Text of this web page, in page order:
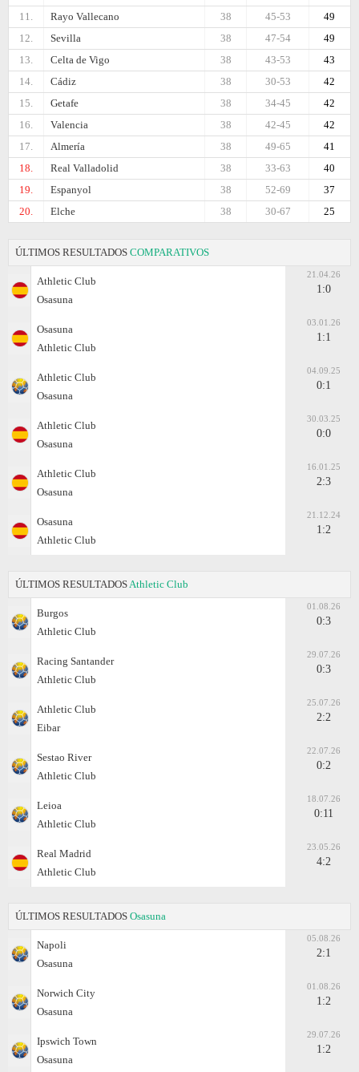
11.
Rayo Vallecano 49
45-53
38
12.
Sevilla 49
47-54
38
13.
Celta de Vigo 43
43-53
38
14.
Cádiz 42
30-53
38
15.
Getafe 42
34-45
38
16.
Valencia 42
42-45
38
17.
Almería 41
49-65
38
18.
Real Valladolid 40
33-63
38
19.
Espanyol 37
52-69
38
20.
Elche 25
30-67
38
ÚLTIMOS RESULTADOS COMPARATIVOS
Athletic Club
Osasuna
21.04.26
1:0
Osasuna
Athletic Club
03.01.26
1:1
Athletic Club
Osasuna
04.09.25
0:1
Athletic Club
Osasuna
30.03.25
0:0
Athletic Club
Osasuna
16.01.25
2:3
Osasuna
Athletic Club
21.12.24
1:2
ÚLTIMOS RESULTADOS Athletic Club
Burgos
Athletic Club
01.08.26
0:3
Racing Santander
Athletic Club
29.07.26
0:3
Athletic Club
Eibar
25.07.26
2:2
Sestao River
Athletic Club
22.07.26
0:2
Leioa
Athletic Club
18.07.26
0:11
Real Madrid
Athletic Club
23.05.26
4:2
ÚLTIMOS RESULTADOS Osasuna
Napoli
Osasuna
05.08.26
2:1
Norwich City
Osasuna
01.08.26
1:2
Ipswich Town
Osasuna
29.07.26
1:2